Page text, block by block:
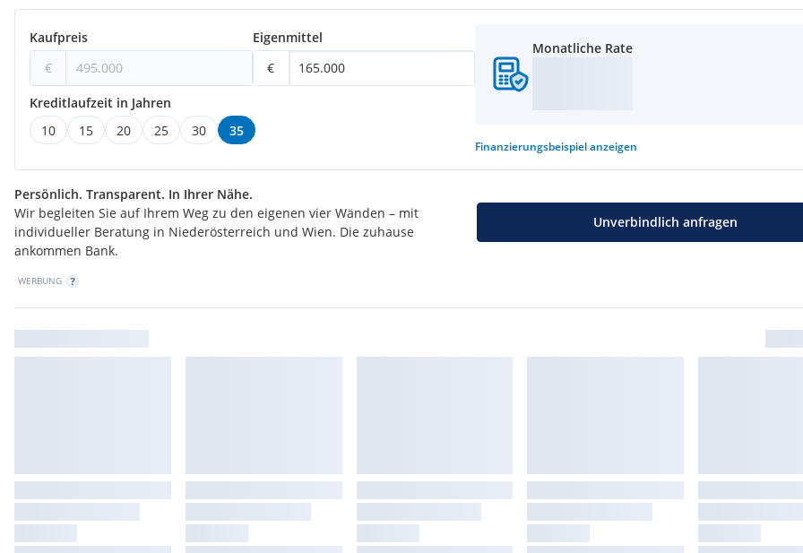
Kaufpreis
€
Eigenmittel
€
Kreditlaufzeit in Jahren
10
15 20 25 30 35
Monatliche Rate
Finanzierungsbeispielanzeigen
Persönlich. Transparent. In Ihrer Nähe.
Wir begleiten Sie auf Ihrem Weg zu den eigenen vier Wänden – mit
individueller Beratung in Niederösterreich und Wien. Die zuhause
ankommen Bank.
Unverbindlich anfragen
WERBUNG